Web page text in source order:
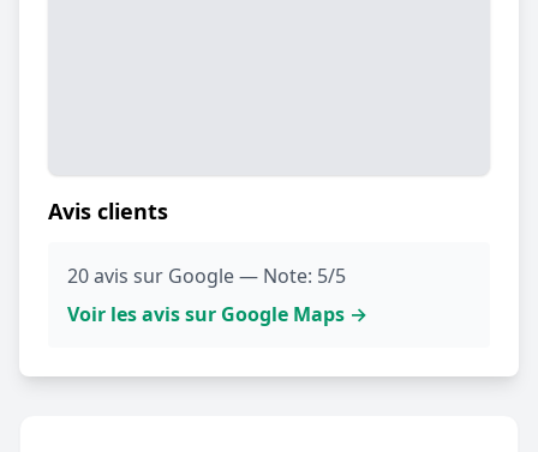
Avis clients
20 avis sur Google — Note: 5/5
Voir les avis sur Google Maps →